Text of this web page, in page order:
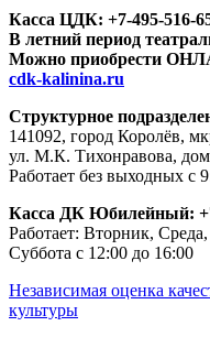
Касса ЦДК: +7-495-516-
В летний период
Можно приобрести
cdk-kalinina.ru
Структурное
141092, город Королёв,
ул. М.К. Тихонравова,
Работает без выходных с
Касса ДК Юбилейный:
Работает: Вторник,
Суббота с 12:00 до 16:00
Независимая оценка
культуры